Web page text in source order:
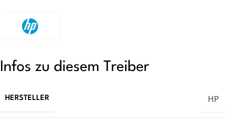
Infos zu diesem Treiber
HERSTELLER HP